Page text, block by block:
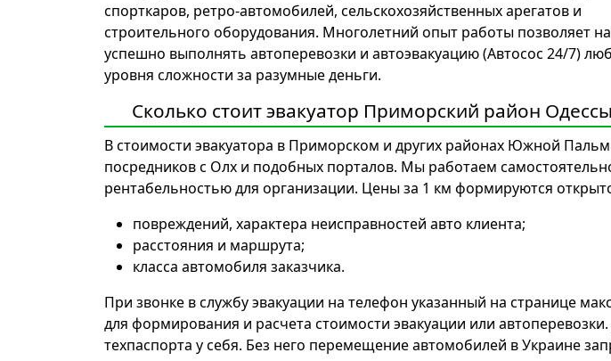
спорткаров, ретро-автомобилей, сельскохозяйственных арегатов и
строительного оборудования. Многолетний опыт работы позволяет
успешно выполнять автоперевозки и автоэвакуацию (Автосос 24/7)
уровня сложности за разумные деньги.
Сколько стоит эвакуатор Приморский район Одессы
В стоимости эвакуатора в Приморском и других районах Южной
посредников с Олх и подобных порталов. Мы работаем
рентабельностью для организации. Цены за 1 км формируются
повреждений, характера неисправностей авто клиента;
расстояния и маршрута;
класса автомобиля заказчика.
При звонке в службу эвакуации на телефон указанный на странице
для формирования и расчета стоимости эвакуации или
техпаспорта у себя. Без него перемещение автомобилей в Украине